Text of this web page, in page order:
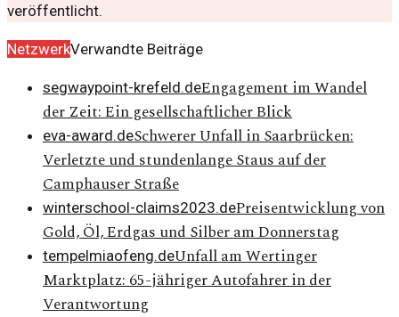
veröffentlicht.
NetzwerkVerwandte Beiträge
segwaypoint-krefeld.deEngagement im Wandel
der Zeit: Ein gesellschaftlicher Blick
eva-award.deSchwerer Unfall in Saarbrücken:
Verletzte und stundenlange Staus auf der
Camphauser Straße
winterschool-claims2023.dePreisentwicklung von
Gold, Öl, Erdgas und Silber am Donnerstag
tempelmiaofeng.deUnfall am Wertinger
Marktplatz: 65-jähriger Autofahrer in der
Verantwortung